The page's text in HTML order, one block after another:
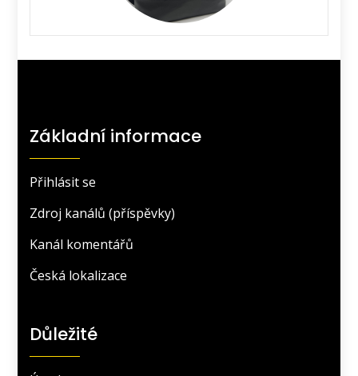
Základní informace
Přihlásit se
Zdroj kanálů (příspěvky)
Kanál komentářů
Česká lokalizace
Důležité